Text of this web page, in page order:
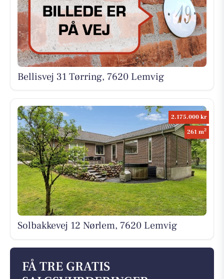
Bellisvej 31 Tørring, 7620 Lemvig
2.175.000 kr
261 m2
Solbakkevej 12 Nørlem, 7620 Lemvig
FÅ TRE GRATIS